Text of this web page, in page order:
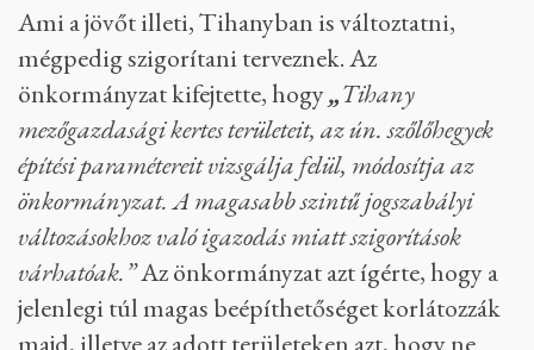
felvidéken„egy nagyon gazdag rétegnek”van
lehetősége az ingatlanozásra, és„aki kicsit is
vérmes, az bármit megtehet, ha nem lesz belőle nagy
felhajtás”,a balatoni vidéket pedig„iszonyatos
nyomás éri”a folyamatos beépítés igénye miatt.
Ezért a balatoni települések egy jelentős része
szinte állandóan változtatna a helyi építési
szabályzatokon, ami megváltoztatja a települések
méretét és arculatát is hosszú távon.